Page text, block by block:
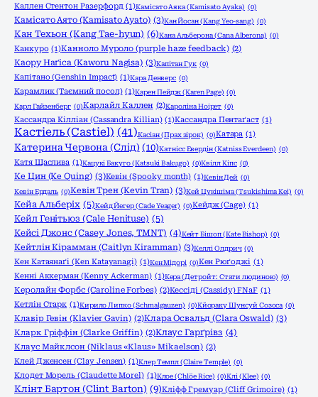
Каллен Стентон Разерфорд (1)Камісато Аяка (Kamisato Ayaka) (0)
Камісато Аято (Kamisato Ayato) (3)Кан Йосан (Kang Yeo-sang) (0)
Кан Техьон (Kang Tae-hyun) (6)Кана Альберона (Cana Alberona) (0)
Канкуро (1)Канноло Муроло (purple haze feedback) (2)
Каору Наґіса (Kaworu Nagisa) (3)Капітан Гук (0)
Капітано (Genshin Impact) (1)Кара Денверс (0)
Карамлик (Таємний посол) (1)Карен Пейдж (Karen Page) (0)
Карл Гайзенберг (0)Карлайл Каллен (2)Кароліна Ноірет (0)
Кассандра Кілліан (Cassandra Killian) (1)Кассандра Пентаґаст (1)
Кастіель (Castiel) (41)Касіан (Прах зірок) (0)Катара (1)
Катерина Червона (Слід) (10)Катнісс Евердін (Katniss Everdeen) (0)
Катя Щаслива (1)Кацукі Бакуго (Katsuki Bakugo) (0)Квілл Кіпс (0)
Ке Цин (Ke Quing) (3)Кевін (Spooky month) (1)Кевін Дей (0)
Кевін Ердаль (0)Кевін Трен (Kevin Tran) (3)Кей Цукішіма (Tsukishima Kei) (0)
Кейа Альберіх (5)Кейд Йегер (Cade Yeager) (0)Кейдж (Cage) (1)
Кейл Генітьюз (Cale Henituse) (5)
Кейсі Джонс (Casey Jones, TMNT) (4)Кейт Бішоп (Kate Bishop) (0)
Кейтлін Кірамман (Caitlyn Kiramman) (3)Келлі Олдрич (0)
Кен Катаянаґі (Ken Katayanagi) (1)Кен Мідорі (0)Кен Рюґоджі (1)
Кенні Аккерман (Kenny Ackerman) (1)Кера (Детройт: Стати людиною) (0)
Керолайн Форбс (Caroline Forbes) (2)Кессіді (Cassidy) FNaF (1)
Кетлін Старк (1)Кирило Липко (Schmalgauzen) (0)Кйораку Шунсуй Созоса (0)
Клавір Гевін (Klavier Gavin) (2)Клара Освальд (Clara Oswald) (3)
Кларк Гріффін (Clarke Griffin) (2)Клаус Гарґрівз (4)
Клаус Майклсон (Niklaus «Klaus» Mikaelson) (2)
Клей Дженсен (Clay Jensen) (1)Клер Темпл (Claire Temple) (0)
Клодет Морель (Claudette Morel) (1)Клое (Chlöe Rice) (0)Клі (Klee) (0)
Клінт Бартон (Clint Barton) (9)Кліфф Гремуар (Cliff Grimoire) (1)